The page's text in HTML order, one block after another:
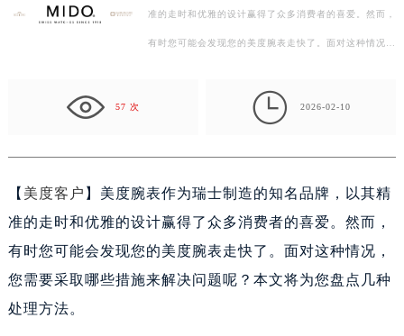
准的走时和优雅的设计赢得了众多消费者的喜爱。然而，
有时您可能会发现您的美度腕表走快了。面对这种情况，
57 次  2026-02-10
【 美度客户 】美度腕表作为瑞士制造的知名品牌，以其精
准的走时和优雅的设计赢得了众多消费者的喜爱。然而，
有时您可能会发现您的美度腕表走快了。面对这种情况，
您需要采取哪些措施来解决问题呢？本文将为您盘点几种
处理方法。